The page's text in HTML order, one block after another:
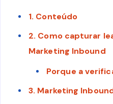
1. Conteúdo
2. Como capturar
Marketing Inbound
Porque a
3. Marketing